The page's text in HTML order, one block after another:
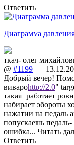
Ответить
Диаграмма
ткач- олег
@ #1199 |
Добрый вечер!
вивароhttp://2.0"
такая- работает
набирает обороты
нажатии на педаль
попускаешь педаль-
ошибка... Читать
Ответить